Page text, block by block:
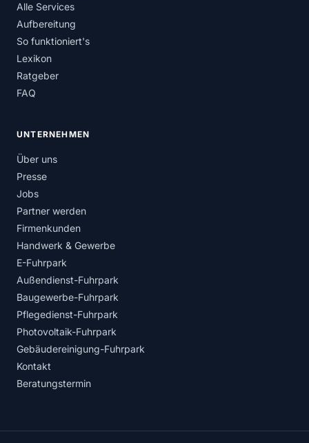
Alle Services
Aufbereitung
So funktioniert's
Lexikon
Ratgeber
FAQ
UNTERNEHMEN
Über uns
Presse
Jobs
Partner werden
Firmenkunden
Handwerk & Gewerbe
E-Fuhrpark
Außendienst-Fuhrpark
Baugewerbe-Fuhrpark
Pflegedienst-Fuhrpark
Photovoltaik-Fuhrpark
Gebäudereinigung-Fuhrpark
Kontakt
Beratungstermin